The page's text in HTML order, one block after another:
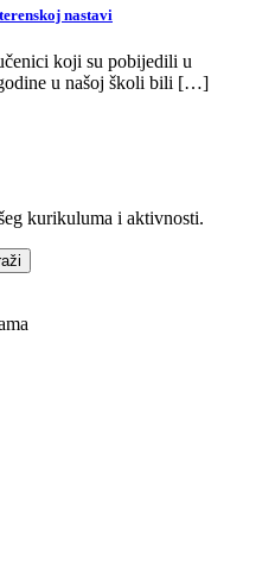
nastavi
koji su pobijedili u
u našoj školi bili […]
kurikuluma i aktivnosti.